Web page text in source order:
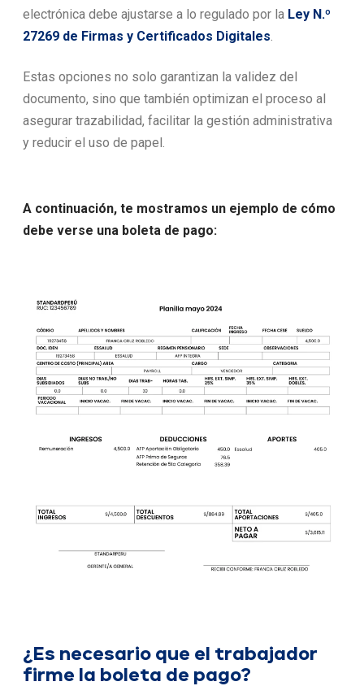
electrónica debe ajustarse a lo regulado por la Ley N.º
27269 de Firmas y Certificados Digitales
Estas opciones no solo garantizan la validez del
documento, sino que también optimizan el proceso al
asegurar trazabilidad, facilitar la gestión administrativa
y reducir el uso de papel.
A continuación, te mostramos un ejemplo de cómo
debe verse una boleta de pago:
¿Es necesario que el trabajador
firme la boleta de pago?